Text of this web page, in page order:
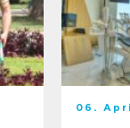
06.